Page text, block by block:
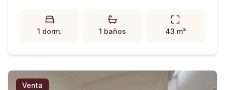
1 dorm. 1 baños 43 m²
Venta